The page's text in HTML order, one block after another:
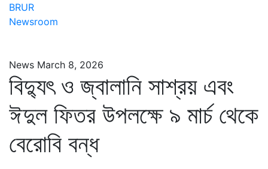
BRUR
Newsroom
News March 8, 2026
বিদ্যুৎ ও জ্বালানি সাশ্রয় এবং
ঈদুল ফিতর উপলক্ষে ৯ মার্চ থেকে
বেরোবি বন্ধ